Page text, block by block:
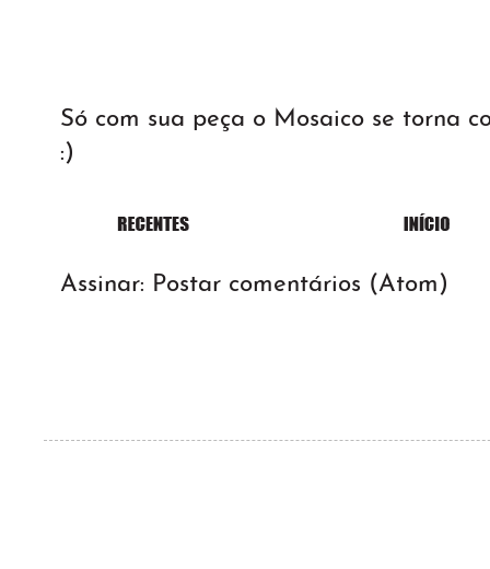
Só com sua peça o Mosaico se torna
:)
Assinar: Postar comentários (Atom)